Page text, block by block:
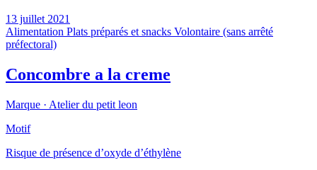
13 juillet 2021
Alimentation Plats préparés et snacks Volontaire (sans arrêté
préfectoral)
Concombre a la creme
Marque · Atelier du petit leon
Motif
Risque de présence d’oxyde d’éthylène